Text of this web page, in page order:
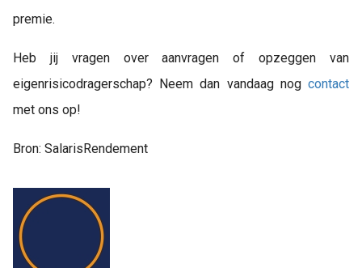
premie.
Heb jij vragen over aanvragen of opzeggen van
eigenrisicodragerschap? Neem dan vandaag nog contact
met ons op!
Bron: SalarisRendement